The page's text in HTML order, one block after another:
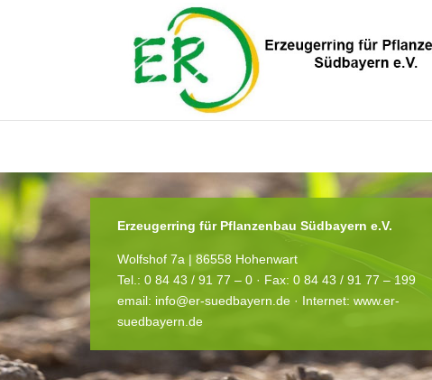
You need to be logged in to view this content. Bitte
Erzeugerring für Pflanzenbau Südbayern e.V.
Wolfshof 7a | 86558 Hohenwart
Tel.: 0 84 43 / 91 77 – 0 · Fax: 0 84 43 / 91 77 – 199
email: info@er-suedbayern.de · Internet: www.er-
suedbayern.de